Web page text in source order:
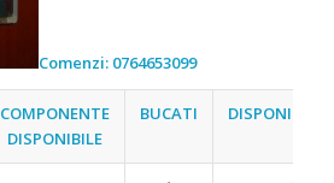
Comenzi: 0764653099
COMPONENTE
DISPONIBILE
BUCATI